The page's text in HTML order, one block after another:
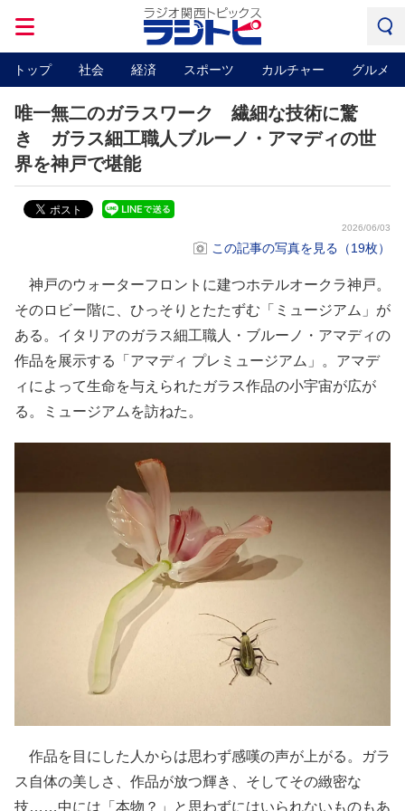
トップ 社会 経済 スポーツ カルチャー グルメ
唯一無二のガラスワーク 繊細な技術に驚
き ガラス細工職人ブルーノ・アマディの世
界を神戸で堪能
2026/06/03
この記事の写真を見る（19枚）
神戸のウォーターフロントに建つホテルオークラ神戸。
そのロビー階に、ひっそりとたたずむ「ミュージアム」が
ある。イタリアのガラス細工職人・ブルーノ・アマディの
作品を展示する「アマディ プレミュージアム」。アマデ
ィによって生命を与えられたガラス作品の小宇宙が広が
る。ミュージアムを訪ねた。
作品を目にした人からは思わず感嘆の声が上がる。ガラ
ス自体の美しさ、作品が放つ輝き、そしてその緻密な
技……中には「本物？」と思わずにはいられないものもあ